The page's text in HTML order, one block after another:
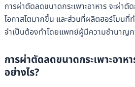
การผ่าตัดลดขนาดกระเพาะอาหาร จะผ่าตั
โอกาสโตมากขึ้น และส่วนที่ผลิตฮอร์โมนที่
จำเป็นต้องทำโดยแพทย์ผู้มีความชำนาญก
การผ่าตัดลดขนาดกระเพาะอาห
อย่างไร?